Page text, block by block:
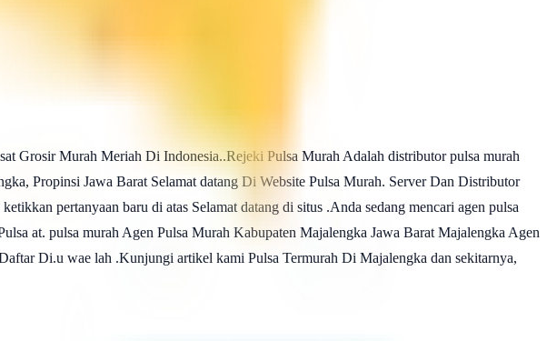
Grosir Murah Meriah Di Indonesia..Rejeki Pulsa Murah Adalah distributor pulsa murah
Propinsi Jawa Barat Selamat datang Di Website Pulsa Murah. Server Dan Distributor
pertanyaan baru di atas Selamat datang di situs .Anda sedang mencari agen pulsa
at. pulsa murah Agen Pulsa Murah Kabupaten Majalengka Jawa Barat Majalengka Agen
Di.u wae lah .Kunjungi artikel kami Pulsa Termurah Di Majalengka dan sekitarnya,